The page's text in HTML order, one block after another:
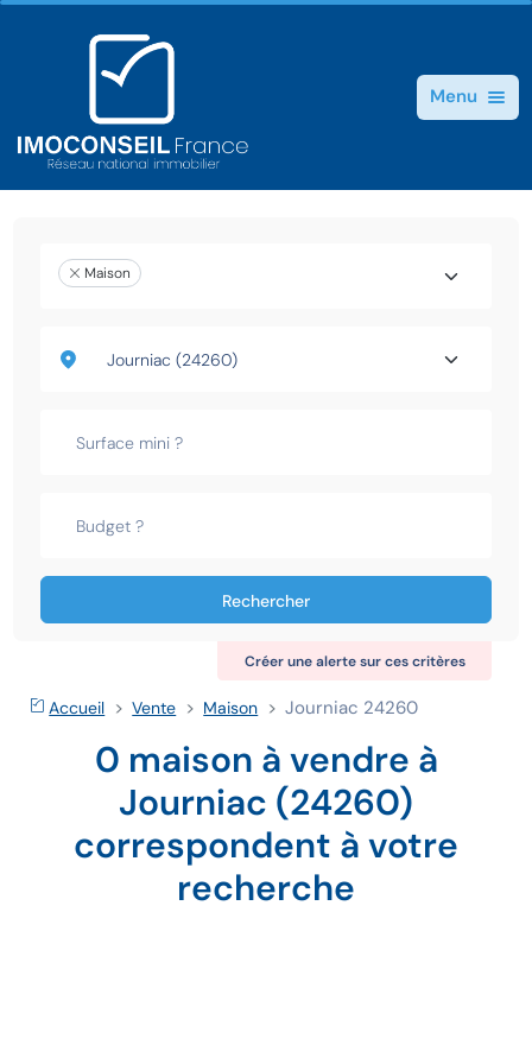
Menu
Maison
Rechercher
Créer une alerte sur ces critères
Accueil Vente Maison Journiac 24260
0 maison à vendre à
Journiac (24260)
correspondent à votre
recherche